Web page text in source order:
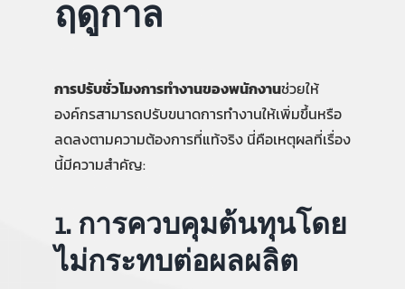
ฤดูกาล
การปรับชั่วโมงการทำงานของพนักงานช่วยให้
องค์กรสามารถปรับขนาดการทำงานให้เพิ่มขึ้นหรือ
ลดลงตามความต้องการที่แท้จริง นี่คือเหตุผลที่เรื่อง
นี้มีความสำคัญ:
1. การควบคุมต้นทุนโดย
ไม่กระทบต่อผลผลิต